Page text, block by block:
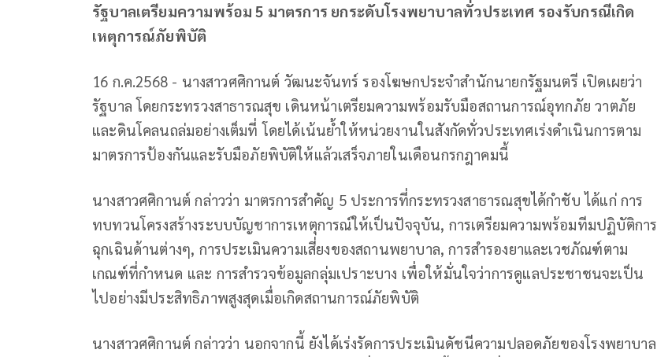
รัฐบาลเตรียมความพร้อม 5 มาตรการ ยกระดับโรงพยาบาลทั่วประเทศ รองรับกรณีเกิด
เหตุการณ์ภัยพิบัติ
16 ก.ค.2568 - นางสาวศศิกานต์ วัฒนะจันทร์ รองโฆษกประจำสำนักนายกรัฐมนตรี เปิดเผยว่า
รัฐบาล โดยกระทรวงสาธารณสุข เดินหน้าเตรียมความพร้อมรับมือสถานการณ์อุทกภัย วาตภัย
และดินโคลนถล่มอย่างเต็มที่ โดยได้เน้นย้ำให้หน่วยงานในสังกัดทั่วประเทศเร่งดำเนินการตาม
มาตรการป้องกันและรับมือภัยพิบัติให้แล้วเสร็จภายในเดือนกรกฎาคมนี้
นางสาวศศิกานต์ กล่าวว่า มาตรการสำคัญ 5 ประการที่กระทรวงสาธารณสุขได้กำชับ ได้แก่ การ
ทบทวนโครงสร้างระบบบัญชาการเหตุการณ์ให้เป็นปัจจุบัน, การเตรียมความพร้อมทีมปฏิบัติการ
ฉุกเฉินด้านต่างๆ, การประเมินความเสี่ยงของสถานพยาบาล, การสำรองยาและเวชภัณฑ์ตาม
เกณฑ์ที่กำหนด และ การสำรวจข้อมูลกลุ่มเปราะบาง เพื่อให้มั่นใจว่าการดูแลประชาชนจะเป็น
ไปอย่างมีประสิทธิภาพสูงสุดเมื่อเกิดสถานการณ์ภัยพิบัติ
นางสาวศศิกานต์ กล่าวว่า นอกจากนี้ ยังได้เร่งรัดการประเมินดัชนีความปลอดภัยของโรงพยาบาล